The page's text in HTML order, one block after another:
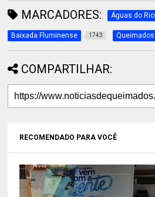
MARCADORES: Águas do Rio
Baixada Fluminense 1743 Queimados
COMPARTILHAR:
RECOMENDADO PARA VOCÊ